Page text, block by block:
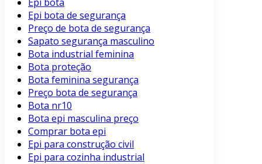
Epi bota de segurança
Preço de bota de segurança
Sapato segurança masculino
Bota industrial feminina
Bota proteção
Bota feminina segurança
Preço bota de segurança
Bota nr10
Bota epi masculina preço
Comprar bota epi
Epi para construção civil
Epi para cozinha industrial